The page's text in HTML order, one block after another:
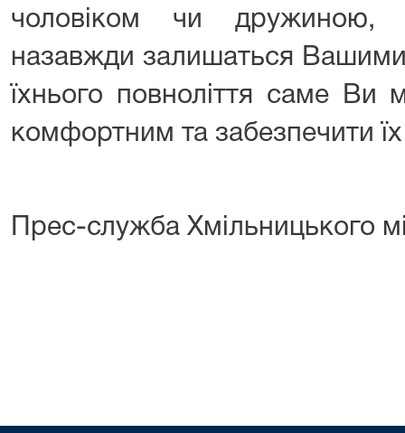
чоловіком чи дружиною,
назавжди залишаться Вашими
їхнього повноліття саме Ви
комфортним та забезпечити
Прес-служба Хмільницького